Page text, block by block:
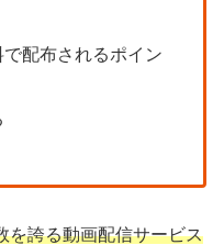
配布されるポイン
を誇る動画配信サービス